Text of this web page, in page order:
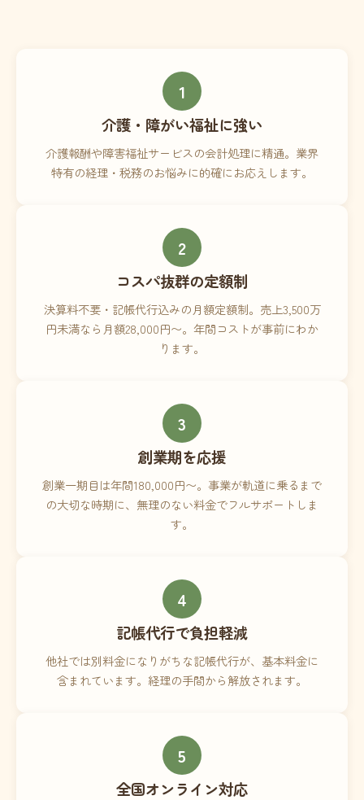
1
介護・障がい福祉に強い
介護報酬や障害福祉サービスの会計処理に精通。業界
特有の経理・税務のお悩みに的確にお応えします。
2
コスパ抜群の定額制
決算料不要・記帳代行込みの月額定額制。売上3,500万
円未満なら月額28,000円〜。年間コストが事前にわか
ります。
3
創業期を応援
創業一期目は年間180,000円〜。事業が軌道に乗るまで
の大切な時期に、無理のない料金でフルサポートしま
す。
4
記帳代行で負担軽減
他社では別料金になりがちな記帳代行が、基本料金に
含まれています。経理の手間から解放されます。
5
全国オンライン対応